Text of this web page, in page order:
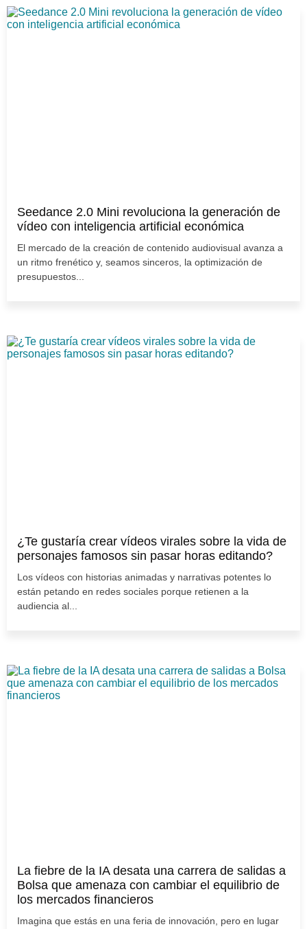
Seedance 2.0 Mini revoluciona la generación de
vídeo con inteligencia artificial económica
El mercado de la creación de contenido audiovisual avanza a
un ritmo frenético y, seamos sinceros, la optimización de
presupuestos...
¿Te gustaría crear vídeos virales sobre la vida de
personajes famosos sin pasar horas editando?
Los vídeos con historias animadas y narrativas potentes lo
están petando en redes sociales porque retienen a la
audiencia al...
La fiebre de la IA desata una carrera de salidas a
Bolsa que amenaza con cambiar el equilibrio de
los mercados financieros
Imagina que estás en una feria de innovación, pero en lugar